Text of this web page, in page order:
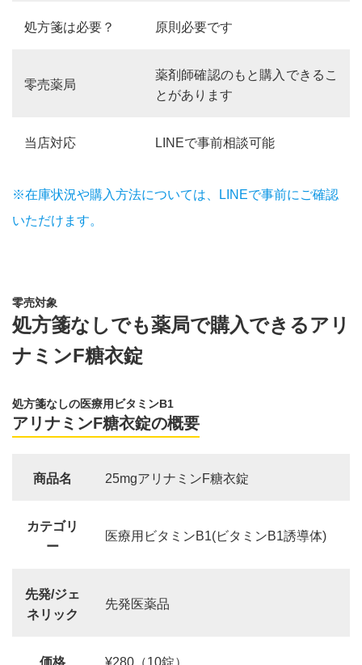
処方箋は必要？ 原則必要です
零売薬局
薬剤師確認のもと購入できるこ
とがあります
当店対応 LINEで事前相談可能
※在庫状況や購入方法については、LINEで事前にご確認
いただけます。
零売対象
処方箋なしでも薬局で購入できるアリ
ナミンF糖衣錠
処方箋なしの医療用ビタミンB1
アリナミンF糖衣錠の概要
商品名 25mgアリナミンF糖衣錠
カテゴリ
ー
医療用ビタミンB1(ビタミンB1誘導体)
先発/ジェ
ネリック
先発医薬品
価格
¥280（10錠）